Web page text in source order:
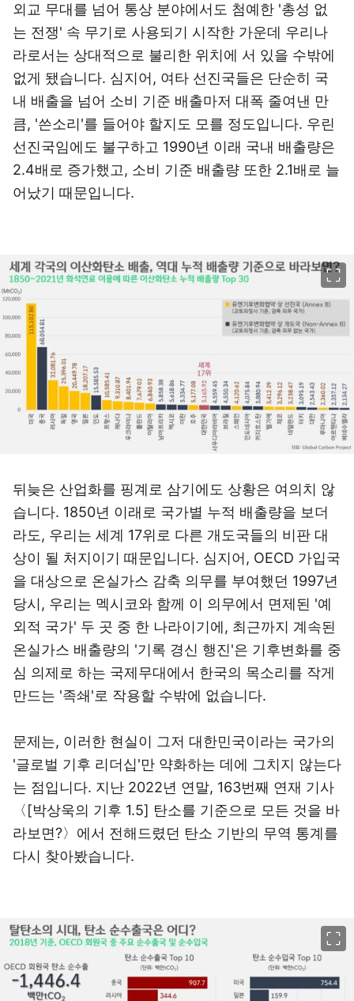
외교 무대를 넘어 통상 분야에서도 첨예한 '총성 없
는 전쟁' 속 무기로 사용되기 시작한 가운데 우리나
라로서는 상대적으로 불리한 위치에 서 있을 수밖에
없게 됐습니다. 심지어, 여타 선진국들은 단순히 국
내 배출을 넘어 소비 기준 배출마저 대폭 줄여낸 만
큼, '쓴소리'를 들어야 할지도 모를 정도입니다. 우린
선진국임에도 불구하고 1990년 이래 국내 배출량은
2.4배로 증가했고, 소비 기준 배출량 또한 2.1배로 늘
어났기 때문입니다.
뒤늦은 산업화를 핑계로 삼기에도 상황은 여의치 않
습니다. 1850년 이래로 국가별 누적 배출량을 보더
라도, 우리는 세계 17위로 다른 개도국들의 비판 대
상이 될 처지이기 때문입니다. 심지어, OECD 가입국
을 대상으로 온실가스 감축 의무를 부여했던 1997년
당시, 우리는 멕시코와 함께 이 의무에서 면제된 '예
외적 국가' 두 곳 중 한 나라이기에, 최근까지 계속된
온실가스 배출량의 '기록 경신 행진'은 기후변화를 중
심 의제로 하는 국제무대에서 한국의 목소리를 작게
만드는 '족쇄'로 작용할 수밖에 없습니다.
문제는, 이러한 현실이 그저 대한민국이라는 국가의
'글로벌 기후 리더십'만 약화하는 데에 그치지 않는다
는 점입니다. 지난 2022년 연말, 163번째 연재 기사
〈[박상욱의 기후 1.5] 탄소를 기준으로 모든 것을 바
라보면?〉에서 전해드렸던 탄소 기반의 무역 통계를
다시 찾아봤습니다.